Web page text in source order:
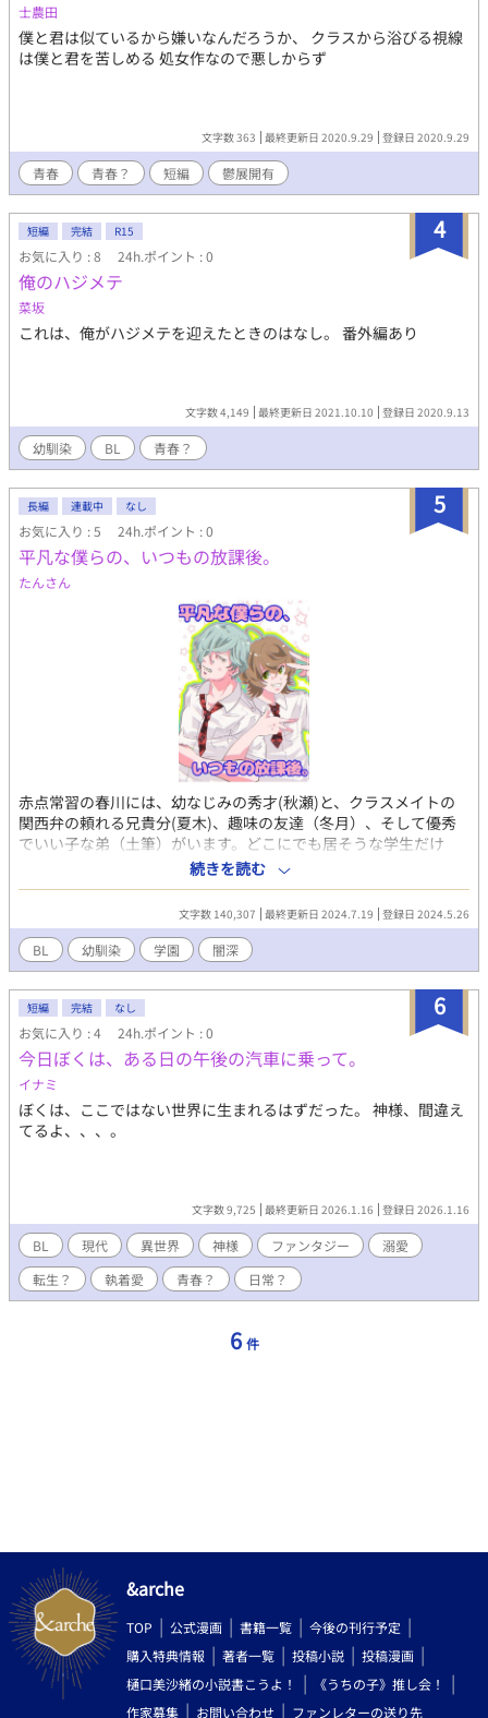
士農田
僕と君は似ているから嫌いなんだろうか、 クラスから浴びる視線
は僕と君を苦しめる 処女作なので悪しからず
文字数 363 最終更新日 2020.9.29 登録日 2020.9.29
青春 青春？ 短編 鬱展開有
4
短編 完結 R15
お気に入り : 8 24h.ポイント : 0
俺のハジメテ
菜坂
これは、俺がハジメテを迎えたときのはなし。 番外編あり
文字数 4,149 最終更新日 2021.10.10 登録日 2020.9.13
幼馴染 BL 青春？
5
長編 連載中 なし
お気に入り : 5 24h.ポイント : 0
平凡な僕らの、いつもの放課後。
たんさん
赤点常習の春川には、幼なじみの秀才(秋瀬)と、クラスメイトの
関西弁の頼れる兄貴分(夏木)、趣味の友達（冬月）、そして優秀
でいい子な弟（土筆）がいます。どこにでも居そうな学生だけ
ど、それぞれに複雑な家庭事情と過去のトラウマがあります。彼
らがそれに対峙し、自分の在り方について考える、青春？ヒュー
マンストーリーです。 （※落書きコーナーを1番上にあげまし
た。きまぐれ更新予定。文章力しょぼすぎてイメージつかないと
ころもあると思います。文章で伝えられないニュアンスを絵で補
完していただけたら嬉しいです。）Twitterにリンクしました。雑
多垢ですが、裏話とか設定とか呟いてるので、気になる方は覗い
て見てやって下さい。
続きを読む
文字数 140,307 最終更新日 2024.7.19 登録日 2024.5.26
BL 幼馴染 学園 闇深
6
短編 完結 なし
お気に入り : 4 24h.ポイント : 0
今日ぼくは、ある日の午後の汽車に乗って。
イナミ
ぼくは、ここではない世界に生まれるはずだった。 神様、間違え
てるよ、、、。
文字数 9,725 最終更新日 2026.1.16 登録日 2026.1.16
BL 現代 異世界 神様 ファンタジー
溺愛
転生？
執着愛 青春？ 日常？
6 件
&arche
TOP 公式漫画 書籍一覧
今後の刊行予定
購入特典情報
著者一覧 投稿小説
投稿漫画
樋口美沙緒の小説書こうよ！
《うちの子》推し会！
作家募集
お問い合わせ ファンレターの送り先